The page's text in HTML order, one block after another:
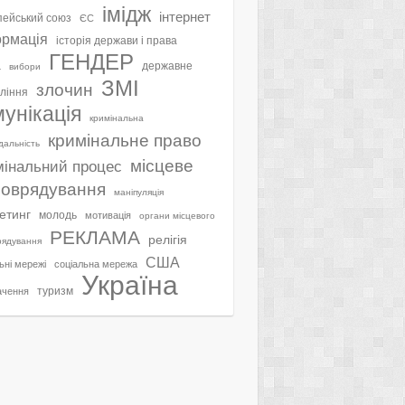
союз ЄС імідж інтернет
історія держави і права
вибори ГЕНДЕР державне
злочин ЗМІ
кримінальна
кримінальне право
процес місцеве
маніпуляція
молодь мотивація органи місцевого
РЕКЛАМА релігія
мережі соціальна мережа США
туризм Україна